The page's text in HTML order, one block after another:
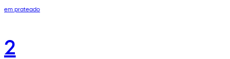
em prateado
2